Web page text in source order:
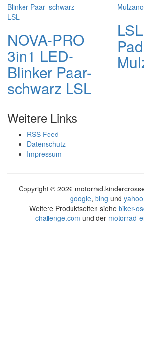
NOVA-PRO
3in1 LED-
Blinker Paar-
schwarz LSL
Weitere Links
RSS Feed
Datenschutz
Impressum
Copyright © 2026
google, bing und
Weitere Produktseiten siehe biker-
challenge.com und der motorrad-